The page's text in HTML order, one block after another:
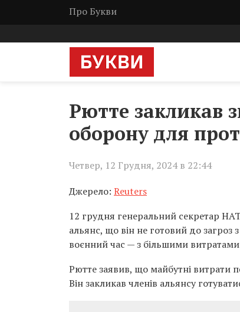
Про Букви
Рютте закликав
оборону для
Четвер, 12 Грудня, 2024 в 22:44
Джерело: Reuters
12 грудня генеральний секретар
альянс, що він не готовий до загроз
воєнний час — з більшими
Рютте заявив, що майбутні витрати
Він закликав членів альянсу